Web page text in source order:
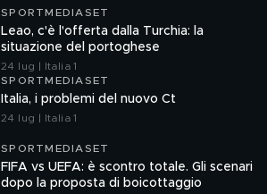
SPORTMEDIASET
Leao, c'è l'offerta dalla Turchia: la
situazione del portoghese
24 lug | Italia 1
SPORTMEDIASET
Italia, i problemi del nuovo Ct
24 lug | Italia 1
SPORTMEDIASET
FIFA vs UEFA: è scontro totale. Gli scenari
dopo la proposta di boicottaggio